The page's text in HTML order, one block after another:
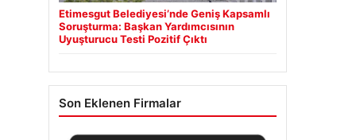
Etimesgut Belediyesi’nde Geniş Kapsamlı
Soruşturma: Başkan Yardımcısının
Uyuşturucu Testi Pozitif Çıktı
Son Eklenen Firmalar